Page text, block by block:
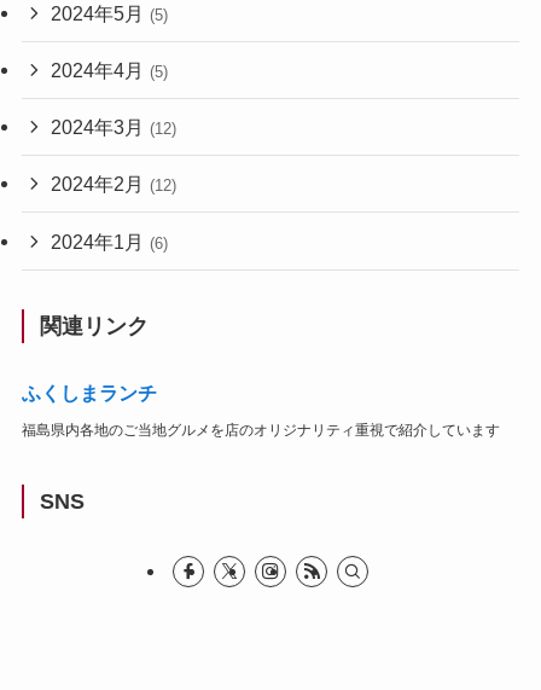
2024年5月 (5)
2024年4月 (5)
2024年3月 (12)
2024年2月 (12)
2024年1月 (6)
関連リンク
ふくしまランチ
福島県内各地のご当地グルメを店のオリジナリティ重視で紹介しています
SNS